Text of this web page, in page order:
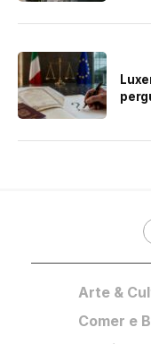
Arte &
Comer e